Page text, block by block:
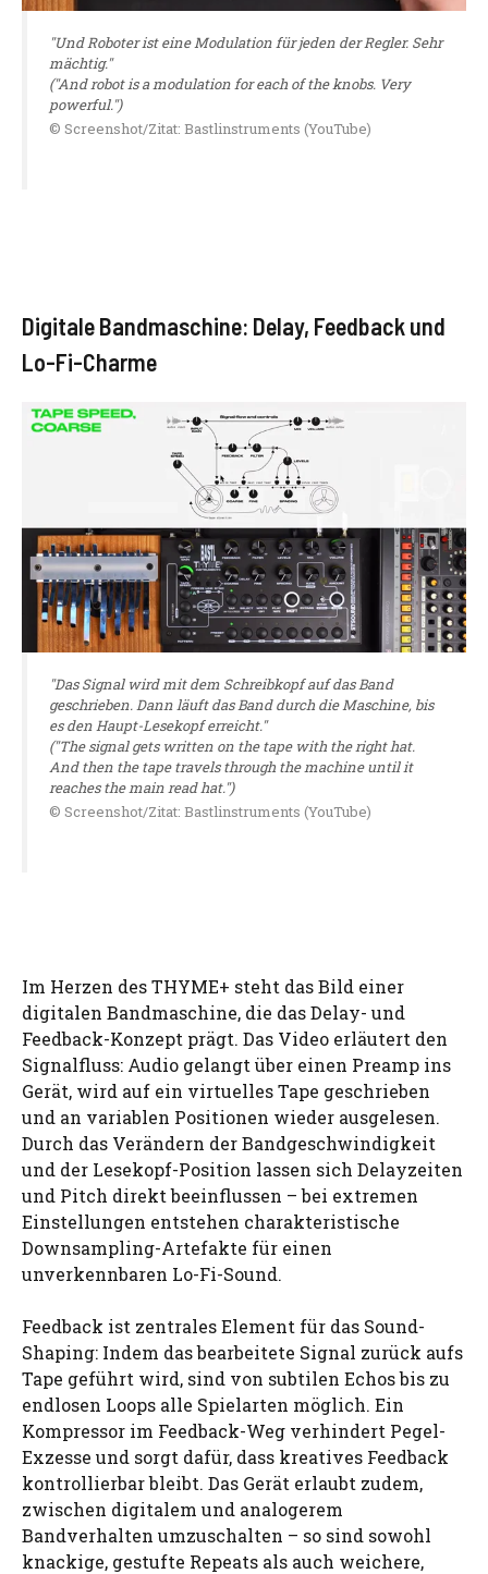
"Und Roboter ist eine Modulation für jeden der Regler. Sehr
mächtig."
("And robot is a modulation for each of the knobs. Very
powerful.")
© Screenshot/Zitat: Bastlinstruments (YouTube)
Digitale Bandmaschine: Delay, Feedback und
Lo-Fi-Charme
"Das Signal wird mit dem Schreibkopf auf das Band
geschrieben. Dann läuft das Band durch die Maschine, bis
es den Haupt-Lesekopf erreicht."
("The signal gets written on the tape with the right hat.
And then the tape travels through the machine until it
reaches the main read hat.")
© Screenshot/Zitat: Bastlinstruments (YouTube)
Im Herzen des THYME+ steht das Bild einer
digitalen Bandmaschine, die das Delay- und
Feedback-Konzept prägt. Das Video erläutert den
Signalfluss: Audio gelangt über einen Preamp ins
Gerät, wird auf ein virtuelles Tape geschrieben
und an variablen Positionen wieder ausgelesen.
Durch das Verändern der Bandgeschwindigkeit
und der Lesekopf-Position lassen sich Delayzeiten
und Pitch direkt beeinflussen – bei extremen
Einstellungen entstehen charakteristische
Downsampling-Artefakte für einen
unverkennbaren Lo-Fi-Sound.
Feedback ist zentrales Element für das Sound-
Shaping: Indem das bearbeitete Signal zurück aufs
Tape geführt wird, sind von subtilen Echos bis zu
endlosen Loops alle Spielarten möglich. Ein
Kompressor im Feedback-Weg verhindert Pegel-
Exzesse und sorgt dafür, dass kreatives Feedback
kontrollierbar bleibt. Das Gerät erlaubt zudem,
zwischen digitalem und analogerem
Bandverhalten umzuschalten – so sind sowohl
knackige, gestufte Repeats als auch weichere,